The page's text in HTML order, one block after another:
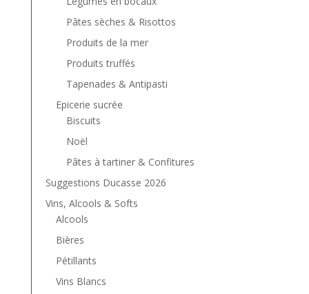
Pâtes sèches & Risottos
Produits de la mer
Produits truffés
Tapenades & Antipasti
Epicerie sucrée
Biscuits
Noël
Pâtes à tartiner & Confitures
Suggestions Ducasse 2026
Vins, Alcools & Softs
Alcools
Bières
Pétillants
Vins Blancs